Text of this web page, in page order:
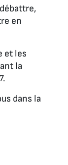
en
et les
la
dans la